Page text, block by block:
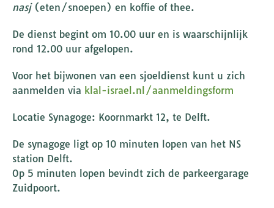
nasj(eten/snoepen) en koffie of thee.
De dienst begint om 10.00 uur en is waarschijnlijk
rond 12.00 uur afgelopen.
Voor het bijwonen van een sjoeldienst kunt u zich
aanmelden via klal-israel.nl/aanmeldingsform
Locatie Synagoge: Koornmarkt 12, te Delft.
De synagoge ligt op 10 minuten lopen van het NS
station Delft.
Op 5 minuten lopen bevindt zich de parkeergarage
Zuidpoort.